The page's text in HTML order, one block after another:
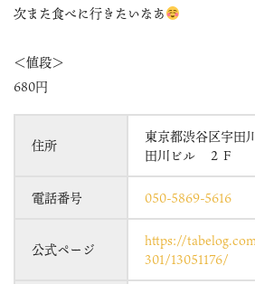
次また食べに行きたいなあ
＜値段＞
680円
住所
東京都渋谷区宇田
田川ビル ２Ｆ
電話番号 050-5869-5616
公式ページ
https://
301/13051176/